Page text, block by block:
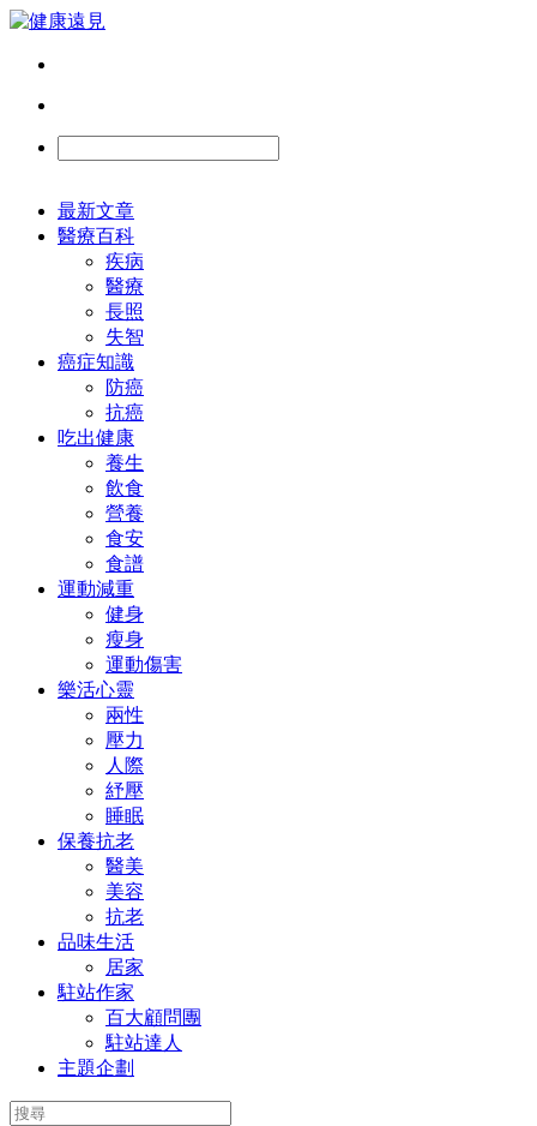
最新文章
醫療百科
疾病
醫療
長照
失智
癌症知識
防癌
抗癌
吃出健康
養生
飲食
營養
食安
食譜
運動減重
健身
瘦身
運動傷害
樂活心靈
兩性
壓力
人際
紓壓
睡眠
保養抗老
醫美
美容
抗老
品味生活
居家
駐站作家
百大顧問團
駐站達人
主題企劃